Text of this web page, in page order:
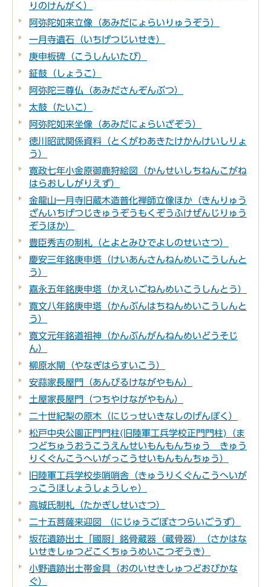
りのけんがく）
阿弥陀如来立像（あみだにょらいりゅうぞう）
一月寺遺石（いちげつじいせき）
庚申板碑（こうしんいたび）
鉦鼓（しょうこ）
阿弥陀三尊仏（あみださんぞんぶつ）
太鼓（たいこ）
阿弥陀如来坐像（あみだにょらいざぞう）
徳川昭武関係資料（とくがわあきたけかんけいしりょ
う）
寛政七年小金原御鹿狩絵図（かんせいしちねんこがね
はらおししがりえず）
金龍山一月寺旧蔵木造普化禅師立像ほか（きんりゅう
ざんいちげつじきゅうぞうもくぞうふけぜんじりゅう
ぞうほか）
豊臣秀吉の制札（とよとみひでよしのせいさつ）
慶安三年銘庚申塔（けいあんさんねんめいこうしんと
う）
嘉永五年銘庚申塔（かえいごねんめいこうしんとう）
寛文八年銘庚申塔（かんぶんはちねんめいこうしんと
う）
寛文元年銘道祖神（かんぶんがんねんめいどうそじ
ん）
柳原水閘（やなぎはらすいこう）
安蒜家長屋門（あんびるけながやもん）
土屋家長屋門（つちやけながやもん）
二十世紀梨の原木（にじっせいきなしのげんぼく）
松戸中央公園正門門柱(旧陸軍工兵学校正門門柱)（ま
つどちゅうおうこうえんせいもんもんちゅう きゅう
りくぐんこうへいがっこうせいもんもんちゅう）
旧陸軍工兵学校歩哨哨舎（きゅうりくぐんこうへいが
っこうほしょうしょうしゃ）
高城氏制札（たかぎしせいさつ）
二十五菩薩来迎図 （にじゅうごぼさつらいごうず）
坂花遺跡出土「國厨」銘骨蔵器（蔵骨器）（さかはな
いせきしゅつどこくちゅうめいこつぞうき）
小野遺跡出土帯金具（おのいせきしゅつどおびかな
ぐ）